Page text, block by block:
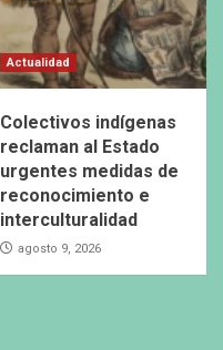
Actualidad
Colectivos indígenas
reclaman al Estado
urgentes medidas de
reconocimiento e
interculturalidad
agosto 9, 2026